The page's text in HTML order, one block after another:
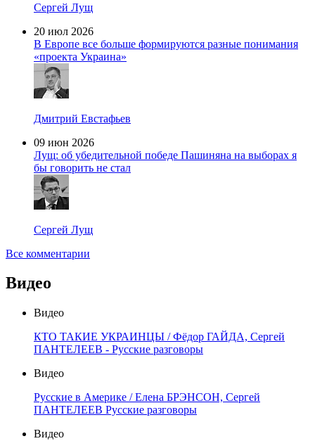
Сергей Лущ
20 июл 2026
В Европе все больше формируются разные понимания
«проекта Украина»
Дмитрий Евстафьев
09 июн 2026
Лущ: об убедительной победе Пашиняна на выборах я
бы говорить не стал
Сергей Лущ
Все комментарии
Видео
Видео
КТО ТАКИЕ УКРАИНЦЫ / Фёдор ГАЙДА, Сергей
ПАНТЕЛЕЕВ - Русские разговоры
Видео
Русские в Америке / Елена БРЭНСОН, Сергей
ПАНТЕЛЕЕВ Русские разговоры
Видео